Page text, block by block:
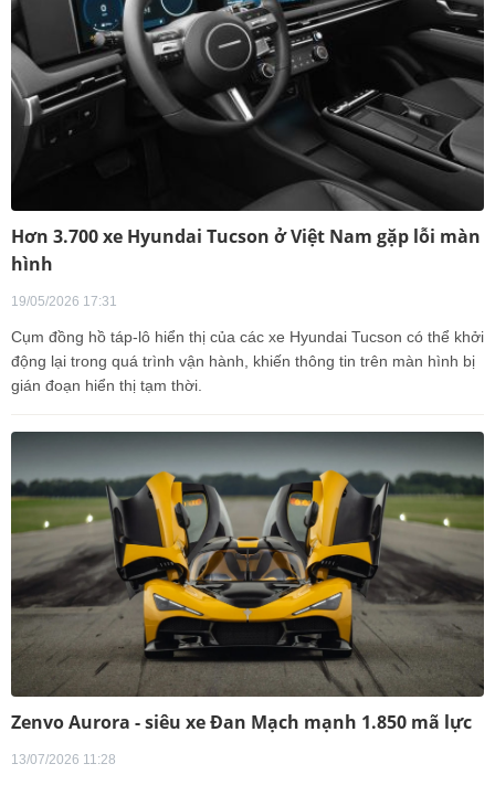
Hơn 3.700 xe Hyundai Tucson ở Việt Nam gặp lỗi màn
hình
19/05/2026 17:31
Cụm đồng hồ táp-lô hiển thị của các xe Hyundai Tucson có thể khởi
động lại trong quá trình vận hành, khiến thông tin trên màn hình bị
gián đoạn hiển thị tạm thời.
Zenvo Aurora - siêu xe Đan Mạch mạnh 1.850 mã lực
13/07/2026 11:28